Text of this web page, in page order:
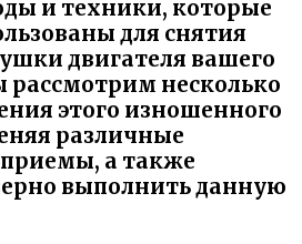
и техники, которые
для снятия
двигателя вашего
несколько
этого изношенного
различные
а также
выполнить данную